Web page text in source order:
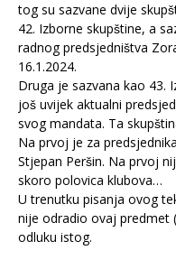
tog su sazvane dvije
42. Izborne skupštine, a
radnog predsjedništva
16.1.2024.
Druga je sazvana kao 43.
još uvijek aktualni
svog mandata. Ta
Na prvoj je za
Stjepan Peršin. Na prvoj
skoro polovica klubova…
U trenutku pisanja ovog
nije odradio ovaj predmet
odluku istog.